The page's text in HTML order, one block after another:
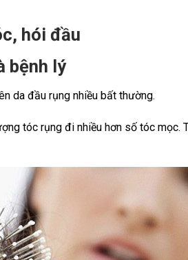
hói đầu
bệnh lý
da đầu rụng nhiều bất thường.
tóc rụng đi nhiều hơn số tóc